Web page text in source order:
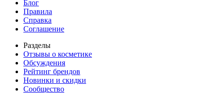
Блог
Правила
Справка
Соглашение
Разделы
Отзывы о косметике
Обсуждения
Рейтинг брендов
Новинки и скидки
Сообщество